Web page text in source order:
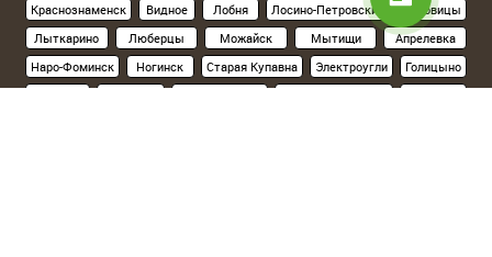
Краснознаменск
Видное Лобня Лосино-Петровский
Луховицы
Лыткарино
Люберцы Можайск Мытищи
Апрелевка
Наро-Фоминск
Ногинск Старая Купавна Электроугли
Голицыно